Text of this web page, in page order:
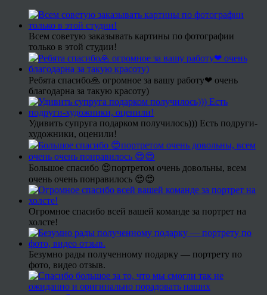
Всем советую заказывать картины по фотографии
только в этой студии!
Ребята спасибо🙏 огромное за вашу работу❤ очень
благодарна за такую красоту)
Удивить супруга подарком получилось))) Есть подруги-
художники, оценили!
Большое спасибо 😍портретом очень довольны, всем
очень очень понравилось 😍😍
Огромное спасибо всей вашей команде за портрет на
холсте!
Безумно рады полученному подарку — портрету по
фото, видео отзыв.